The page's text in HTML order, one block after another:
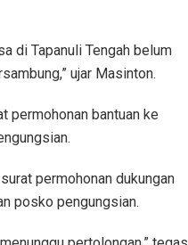
di Tapanuli Tengah belum
ujar Masinton.
permohonan bantuan ke
permohonan dukungan
posko pengungsian.